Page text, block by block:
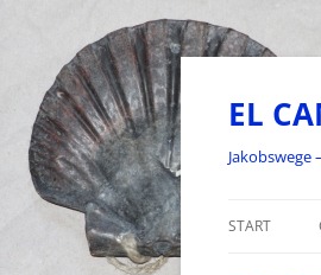
Zum
EL
Jakobswege
START